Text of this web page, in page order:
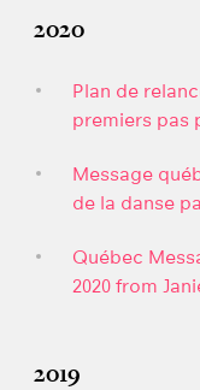
2020
Plan de
premiers pas
Message
de la danse
Québec
2020 from
2019